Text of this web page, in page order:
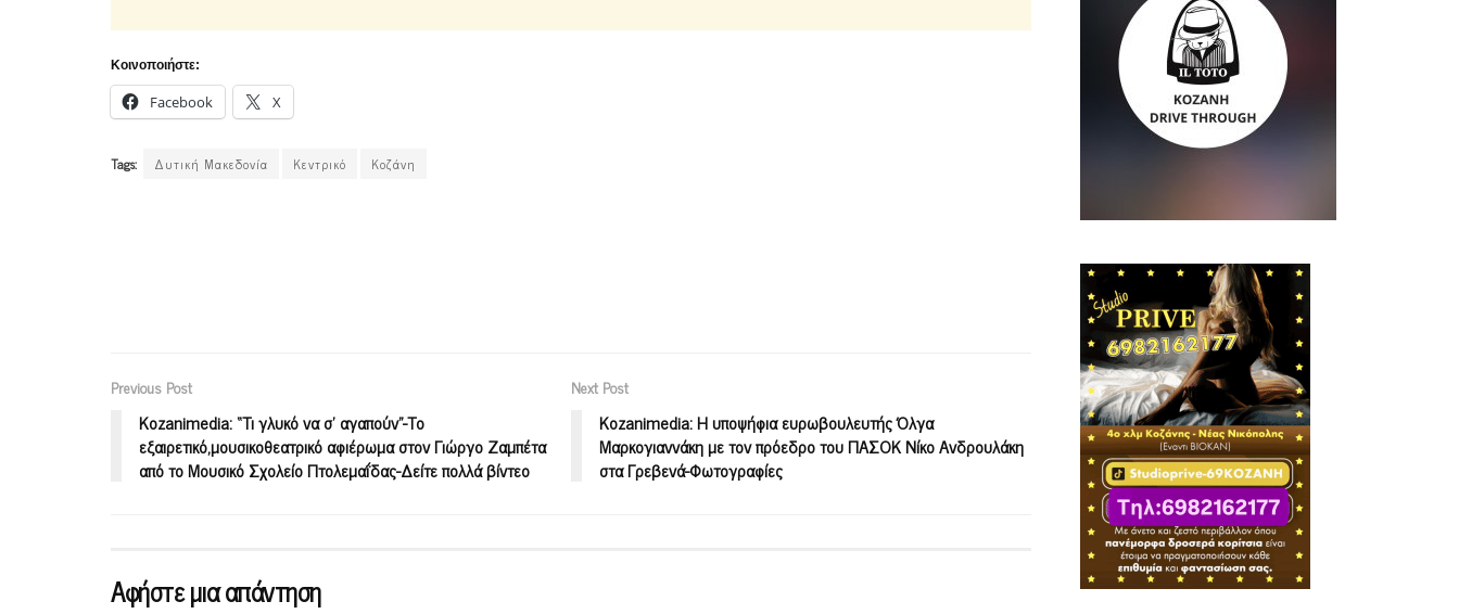
Κοινοποιήστε:
Facebook X
Tags: Δυτική Μακεδονία Κεντρικό Κοζάνη
Previous Post
Kozanimedia: “Τι γλυκό να σ’ αγαπούν”-Το
εξαιρετικό,μουσικοθεατρικό αφιέρωμα στον Γιώργο Ζαμπέτα
από το Μουσικό Σχολείο Πτολεμαΐδας-Δείτε πολλά βίντεο
Next Post
Kozanimedia: H υποψήφια ευρωβουλευτής Όλγα
Μαρκογιαννάκη με τον πρόεδρο του ΠΑΣΟΚ Νίκο Ανδρουλάκη
στα Γρεβενά-Φωτογραφίες
Αφήστε μια απάντηση